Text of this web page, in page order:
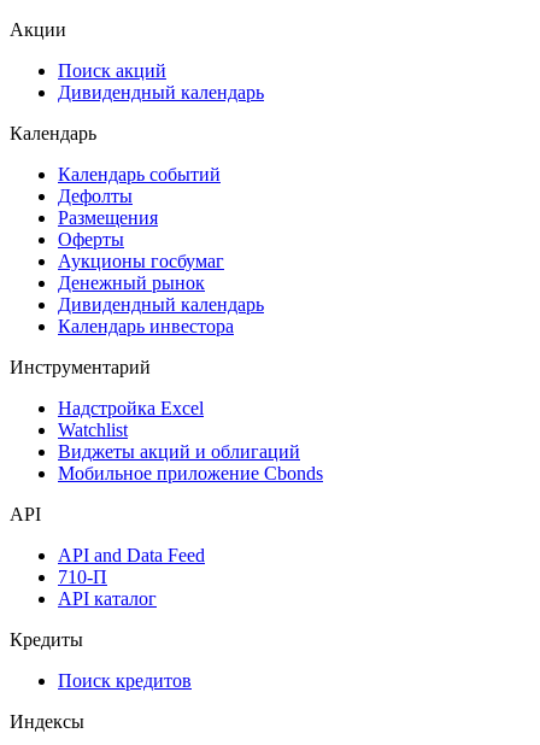
Акции
Поиск акций
Дивидендный календарь
Календарь
Календарь событий
Дефолты
Размещения
Оферты
Аукционы госбумаг
Денежный рынок
Дивидендный календарь
Календарь инвестора
Инструментарий
Надстройка Excel
Watchlist
Виджеты акций и облигаций
Мобильное приложение Cbonds
API
API and Data Feed
710-П
API каталог
Кредиты
Поиск кредитов
Индексы